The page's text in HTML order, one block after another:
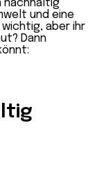
nachhaltig
und eine
aber ihr
Dann